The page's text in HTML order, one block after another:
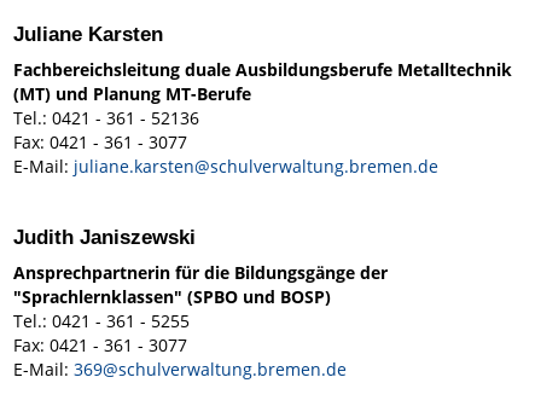
Juliane Karsten
Fachbereichsleitung duale Ausbildungsberufe Metalltechnik
(MT) und Planung MT-Berufe
Tel.: 0421 - 361 - 52136
Fax: 0421 - 361 - 3077
E-Mail: juliane.karsten@schulverwaltung.bremen.de
Judith Janiszewski
Ansprechpartnerin für die Bildungsgänge der
"Sprachlernklassen" (SPBO und BOSP)
Tel.: 0421 - 361 - 5255
Fax: 0421 - 361 - 3077
E-Mail:369@schulverwaltung.bremen.de